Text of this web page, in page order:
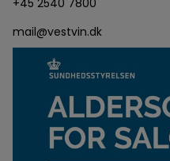
+45 2540 7800
mail@vestvin.dk